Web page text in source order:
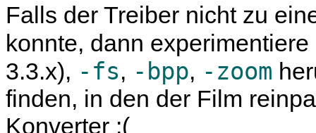
Falls der Treiber nicht zu
konnte, dann
3.3.x), -fs, -bpp, -zoom
finden, in den der Film
Konverter :(